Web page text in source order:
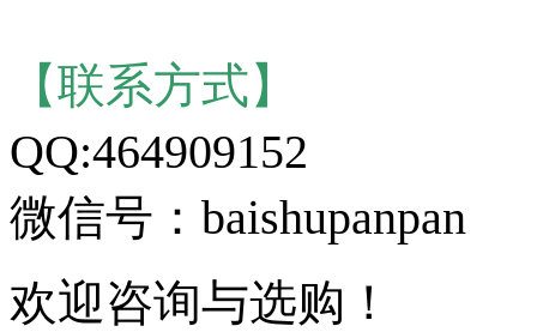
【联系方式】
QQ:464909152
微信号：baishupanpan
欢迎咨询与选购！